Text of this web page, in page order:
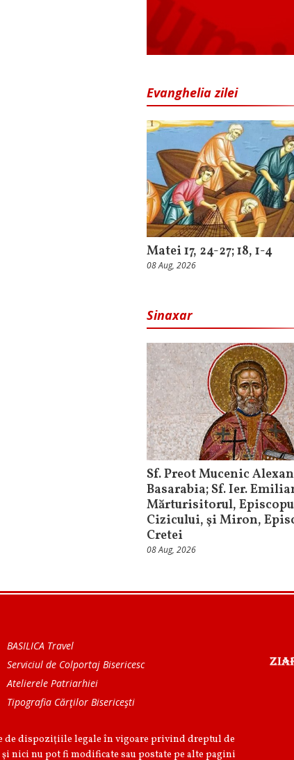
Evanghelia zilei
Matei 17, 24-27; 18, 1-4
08 Aug, 2026
Sinaxar
Sf. Preot Mucenic
Basarabia; Sf. Ier.
Mărturisitorul,
Cizicului, şi Miron,
Cretei
08 Aug, 2026
BASILICA Travel
Serviciul de Colportaj Bisericesc
Atelierele Patriarhiei
Tipografia Cărţilor Bisericeşti
dispoziţiile legale în vigoare privind dreptul de
nici nu pot fi modificate sau postate pe alte pagini